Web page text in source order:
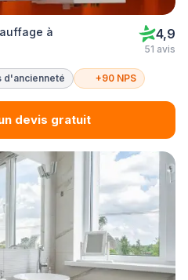
à
4,9
51 avis
d'ancienneté +90 NPS
devis gratuit